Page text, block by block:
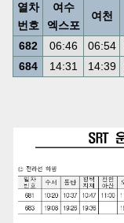
열차
번호
여수
엑스포
여천
682 06:46 06:54
684
14:31 14:39